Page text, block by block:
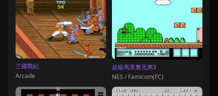
三國戰紀
Arcade
超級馬里奧兄弟3
NES / Famicom(FC)